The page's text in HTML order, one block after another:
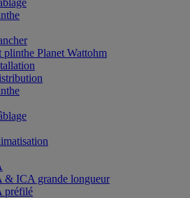
Planet Wattohm
& ICA grande longueur
préfilé